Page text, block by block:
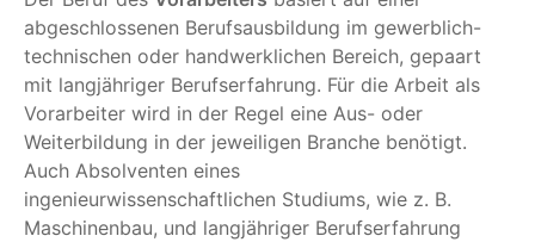
abgeschlossenen Berufsausbildung im gewerblich-
technischen oder handwerklichen Bereich, gepaart
mit langjähriger Berufserfahrung. Für die Arbeit als
Vorarbeiter wird in der Regel eine Aus- oder
Weiterbildung in der jeweiligen Branche benötigt.
Auch Absolventen eines
ingenieurwissenschaftlichen Studiums, wie z. B.
Maschinenbau, und langjähriger Berufserfahrung